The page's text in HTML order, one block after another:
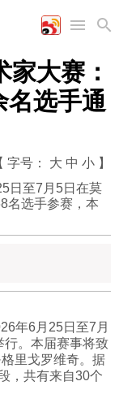
大赛：
名选手通
字号： 大 中 小 】
日至7月5日在莫
名选手参赛，本
年6月25日至7月
行。本届赛事将致
里戈罗维奇。据
，共有来自30个